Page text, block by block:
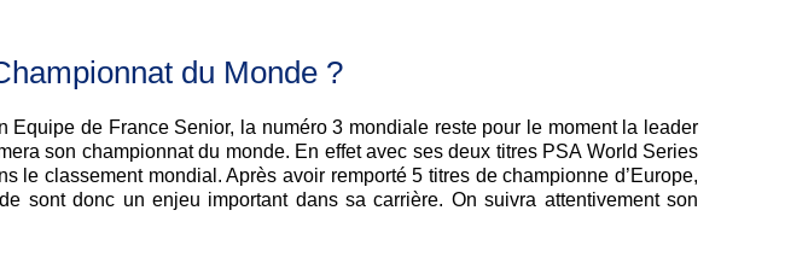
du Monde ?
de France Senior, la numéro 3 mondiale reste pour le moment la leader
son championnat du monde. En effet avec ses deux titres PSA World Series
classement mondial. Après avoir remporté 5 titres de championne d’Europe,
sont donc un enjeu important dans sa carrière. On suivra attentivement son